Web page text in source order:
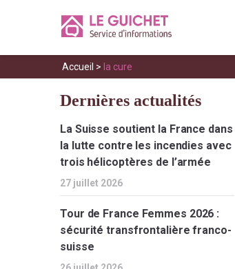
Accueil > la cure
Dernières actualités
La Suisse soutient la France dans
la lutte contre les incendies avec
trois hélicoptères de l’armée
27 juillet 2026
Tour de France Femmes 2026 :
sécurité transfrontalière franco-
suisse